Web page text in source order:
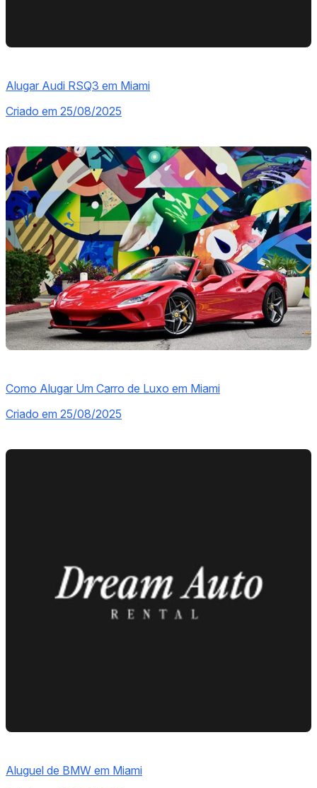
Alugar Audi RSQ3 em Miami
Criado em 25/08/2025
Como Alugar Um Carro de Luxo em Miami
Criado em 25/08/2025
Aluguel de BMW em Miami